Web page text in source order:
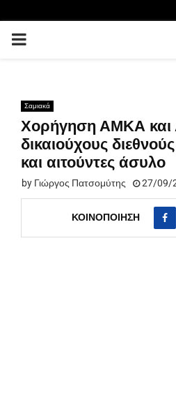
PRIMARY
Σαμιακά
Χορήγηση ΑΜΚΑ
δικαιούχους
και αιτούντες άσυλο
by Γιώργος Πατσομύτης 27/09/
ΚΟΙΝΟΠΟΊΗΣΗ